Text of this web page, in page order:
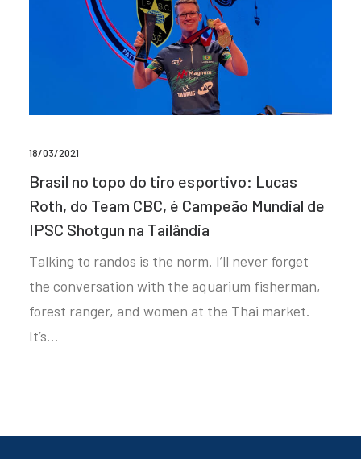
18/03/2021
Brasil no topo do tiro esportivo: Lucas
Roth, do Team CBC, é Campeão Mundial de
IPSC Shotgun na Tailândia
Talking to randos is the norm. I’ll never forget
the conversation with the aquarium fisherman,
forest ranger, and women at the Thai market.
It’s…